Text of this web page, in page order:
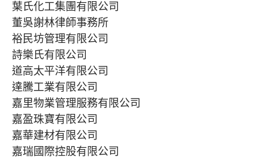
葉氏化工集團有限公司
董吳謝林律師事務所
裕民坊管理有限公司
詩樂氏有限公司
道高太平洋有限公司
達騰工業有限公司
嘉里物業管理服務有限公司
嘉盈珠寶有限公司
嘉華建材有限公司
嘉瑞國際控股有限公司